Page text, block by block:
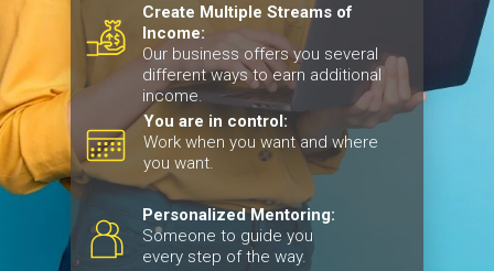
Create Multiple Streams of
Income:
Our business offers you several
different ways to earn additional
income.
You are in control:
Work when you want and where
you want.
Personalized Mentoring:
Someone to guide you
every step of the way.